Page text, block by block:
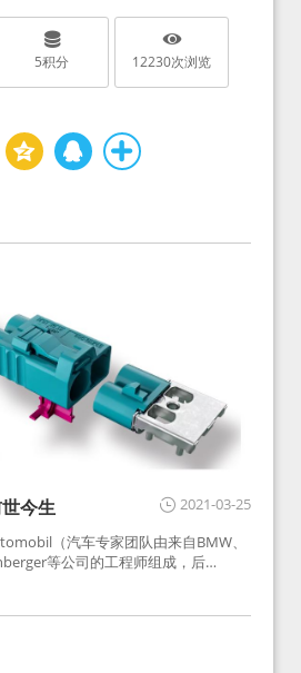
5积分 12230次浏览
2021-03-25
今生
（汽车专家团队由来自BMW、
等公司的工程师组成，后
业务及技术在2010年并入
初为BMW需求用于车载收音机天线连
车行业通用标准的射频连接器，被业